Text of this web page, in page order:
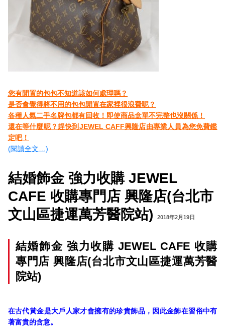
您有閒置的包包不知道該如何處理嗎？
是否會覺得將不用的包包閒置在家裡很浪費呢？
各種人氣二手名牌包都有回收！即使商品盒單不完整也沒關係！
還在等什麼呢？趕快到JEWEL CAFF興隆店由專業人員為您免費鑑
定吧！
(閱讀全文…)
結婚飾金 強力收購 JEWEL
CAFE 收購專門店 興隆店(台北市
文山區捷運萬芳醫院站)
2018年2月19日
結婚飾金 強力收購 JEWEL CAFE 收購
專門店 興隆店(台北市文山區捷運萬芳醫
院站)
在古代黃金是大戶人家才會擁有的珍貴飾品，因此金飾在習俗中有
著富貴的含意。